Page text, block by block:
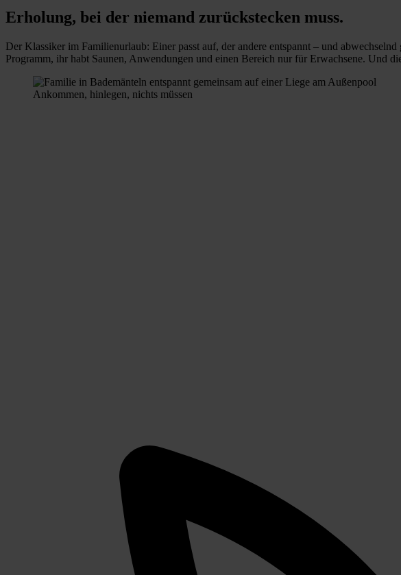
Erholung, bei der niemand zurückstecken muss.
Der Klassiker im Familienurlaub: Einer passt auf, der andere entspannt – und
Programm, ihr habt Saunen, Anwendungen und einen Bereich nur für Erwachsene. Und
Ankommen, hinlegen, nichts müssen